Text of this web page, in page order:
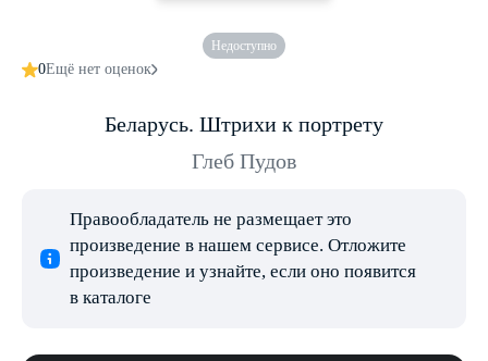
Недоступно
0Ещё нет оценок
Беларусь. Штрихи к портрету
Глеб Пудов
Правообладатель не размещает это
произведение в нашем сервисе. Отложите
произведение и узнайте, если оно появится
в каталоге